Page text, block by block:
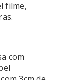
filme,
com